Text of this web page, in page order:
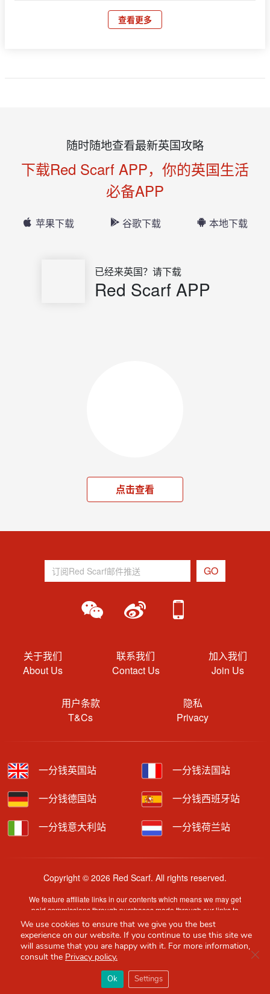
查看更多
你必备的英国指南
随时随地查看最新英国攻略
下载Red Scarf APP，你的英国生活
必备APP
苹果下载 谷歌下载 本地下载
已经来英国？请下载
Red Scarf APP
点击查看
关于我们
About Us
联系我们
Contact Us
加入我们
Join Us
用户条款
T&Cs
隐私
Privacy
一分钱英国站 一分钱法国站
一分钱德国站 一分钱西班牙站
一分钱意大利站 一分钱荷兰站
Copyright © 2026 Red Scarf. All rights reserved.
We feature affiliate links in our contents which means we may get
paid commissions through purchases made through our links to
retailer sites.
Content is provided by users, brands or merchants. Some
information may have been generated by AI and is provided for
guidance only. Accuracy and availability may change without prior
We use cookies to ensure that we give you the best
experience on our website. If you continue to use this site we
will assume that you are happy with it. For more information,
consult the Privacy policy.
Ok Settings